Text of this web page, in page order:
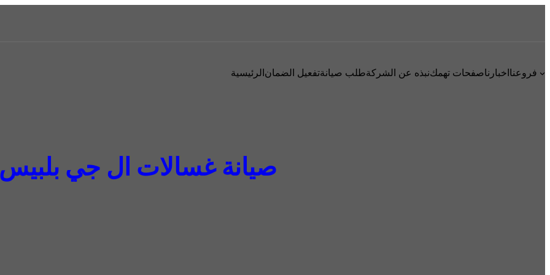
الرئيسيةتفعيل الضمانطلب صيانةنبذه عن الشركةصفحات تهمكاخبارنافروعنا
صيانة غسالات ال جي بلبيس